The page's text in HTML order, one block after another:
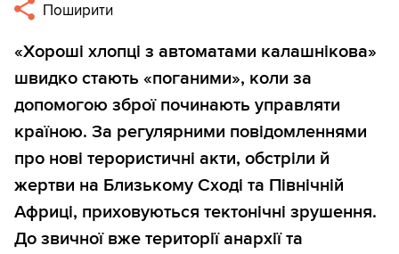
Поширити
«Хороші хлопці з автоматами калашнікова»
швидко стають «поганими», коли за
допомогою зброї починають управляти
країною. За регулярними повідомленнями
про нові терористичні акти, обстріли й
жертви на Близькому Сході та Північній
Африці, приховуються тектонічні зрушення.
До звичної вже території анархії та